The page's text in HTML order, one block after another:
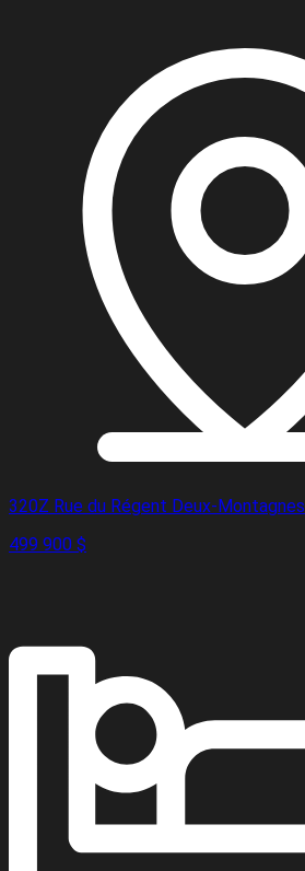
320Z Rue du Régent Deux-Montagnes
499 900 $